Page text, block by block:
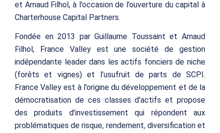
et Arnaud Filhol, à l’occasion de l’ouverture du capital à
Charterhouse Capital Partners.
Fondée en 2013 par Guillaume Toussaint et Arnaud
Filhol, France Valley est une société de gestion
indépendante leader dans les actifs fonciers de niche
(forêts et vignes) et l’usufruit de parts de SCPI.
France Valley est à l’origine du développement et de la
démocratisation de ces classes d’actifs et propose
des produits d’investissement qui répondent aux
problématiques de risque, rendement, diversification et